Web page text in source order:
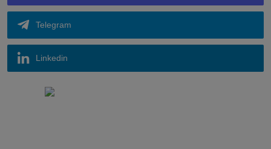
Telegram
Linkedin